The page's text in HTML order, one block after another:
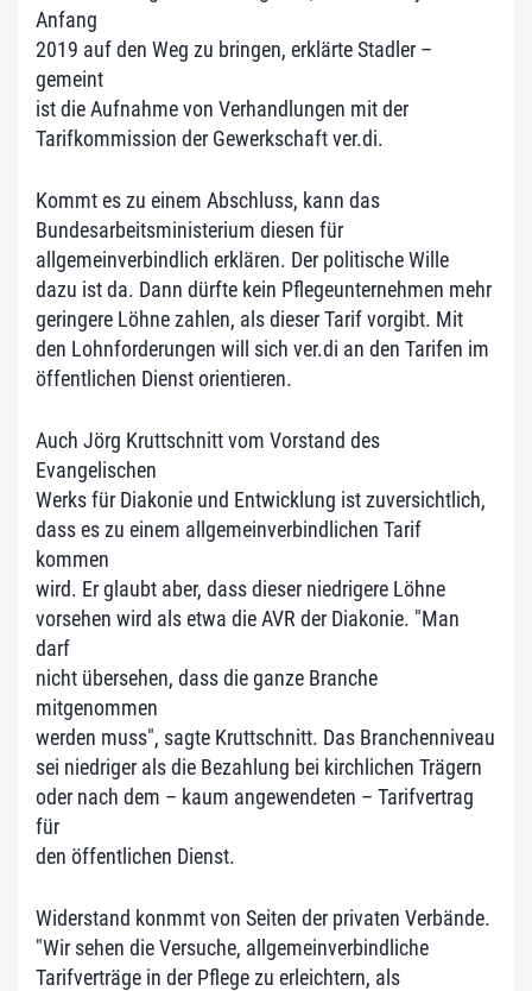
Anfang
2019 auf den Weg zu bringen, erklärte Stadler –
gemeint
ist die Aufnahme von Verhandlungen mit der
Tarifkommission der Gewerkschaft ver.di.
Kommt es zu einem Abschluss, kann das
Bundesarbeitsministerium diesen für
allgemeinverbindlich erklären. Der politische Wille
dazu ist da. Dann dürfte kein Pflegeunternehmen mehr
geringere Löhne zahlen, als dieser Tarif vorgibt. Mit
den Lohnforderungen will sich ver.di an den Tarifen im
öffentlichen Dienst orientieren.
Auch Jörg Kruttschnitt vom Vorstand des
Evangelischen
Werks für Diakonie und Entwicklung ist zuversichtlich,
dass es zu einem allgemeinverbindlichen Tarif
kommen
wird. Er glaubt aber, dass dieser niedrigere Löhne
vorsehen wird als etwa die AVR der Diakonie. "Man
darf
nicht übersehen, dass die ganze Branche
mitgenommen
werden muss", sagte Kruttschnitt. Das Branchenniveau
sei niedriger als die Bezahlung bei kirchlichen Trägern
oder nach dem – kaum angewendeten – Tarifvertrag
für
den öffentlichen Dienst.
Widerstand konmmt von Seiten der privaten Verbände.
"Wir sehen die Versuche, allgemeinverbindliche
Tarifverträge in der Pflege zu erleichtern, als